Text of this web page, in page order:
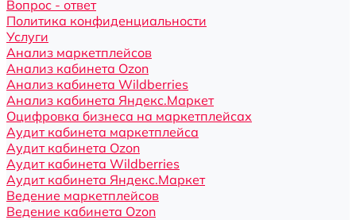
Вопрос - ответ
Политика конфиденциальности
Услуги
Анализ маркетплейсов
Анализ кабинета Ozon
Анализ кабинета Wildberries
Анализ кабинета Яндекс.Маркет
Оцифровка бизнеса на маркетплейсах
Аудит кабинета маркетплейса
Аудит кабинета Ozon
Аудит кабинета Wildberries
Аудит кабинета Яндекс.Маркет
Ведение маркетплейсов
Ведение кабинета Ozon